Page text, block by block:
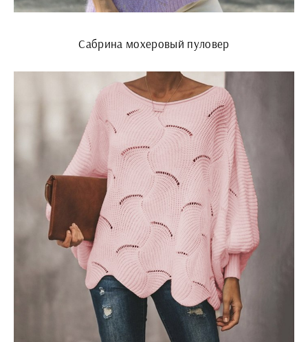
Сабрина мохеровый пуловер